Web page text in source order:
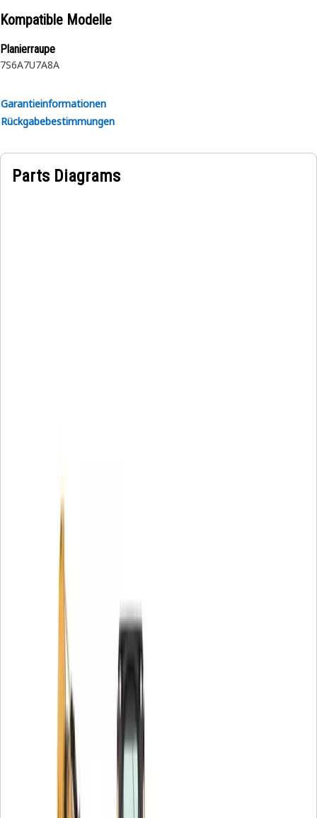
Kompatible Modelle
Planierraupe
7S6A7U7A8A
Garantieinformationen
Rückgabebestimmungen
Parts Diagrams